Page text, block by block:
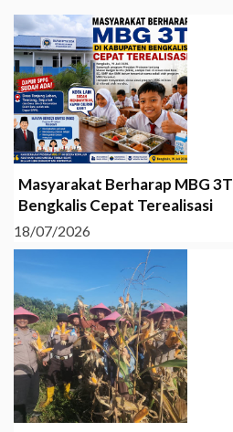
Masyarakat Berharap MBG
Bengkalis Cepat Terealisasi
18/07/2026